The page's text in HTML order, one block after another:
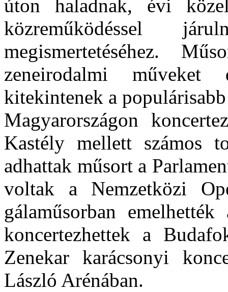
úton haladnak, évi
közreműködéssel
megismertetéséhez.
zeneirodalmi
kitekintenek a
Magyarországon
Kastély mellett számos
adhattak műsort a
voltak a Nemzetközi
gálaműsorban
koncertezhettek a
Zenekar karácsonyi
László Arénában.